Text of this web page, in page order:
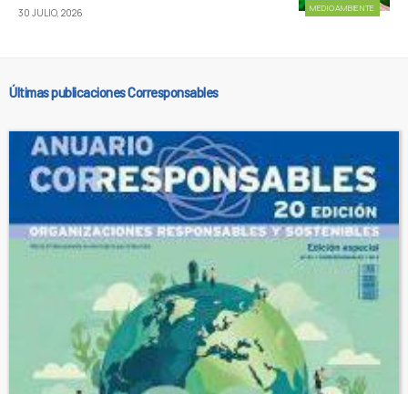
MEDIOAMBIENTE
30 JULIO, 2026
Últimas publicaciones Corresponsables